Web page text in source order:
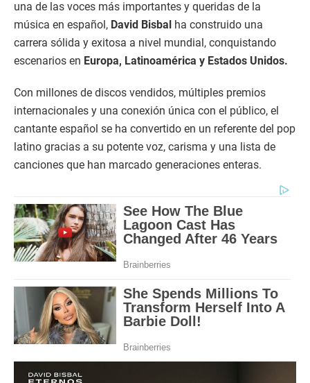
una de las voces más importantes y queridas de la
música en español, David Bisbal ha construido una
carrera sólida y exitosa a nivel mundial, conquistando
escenarios en Europa, Latinoamérica y Estados Unidos.
Con millones de discos vendidos, múltiples premios
internacionales y una conexión única con el público, el
cantante español se ha convertido en un referente del pop
latino gracias a su potente voz, carisma y una lista de
canciones que han marcado generaciones enteras.